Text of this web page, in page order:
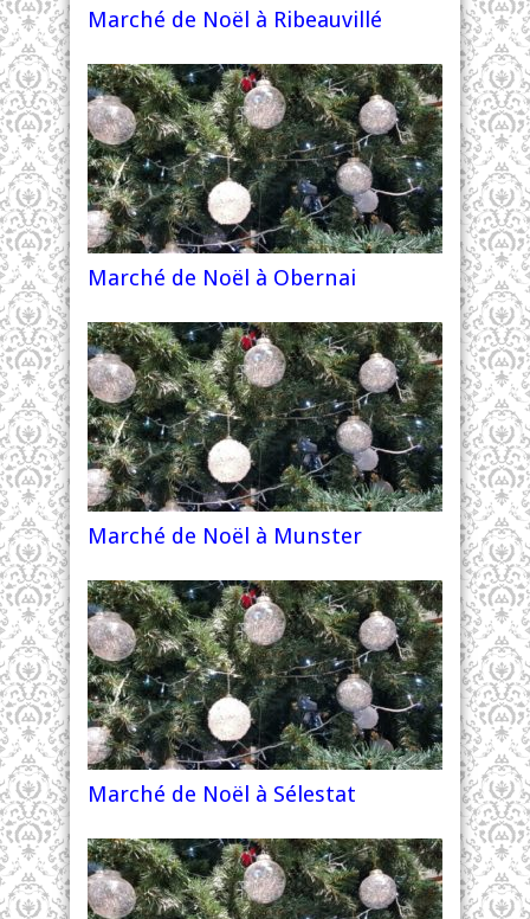
Marché de Noël à Ribeauvillé
Marché de Noël à Obernai
Marché de Noël à Munster
Marché de Noël à Sélestat